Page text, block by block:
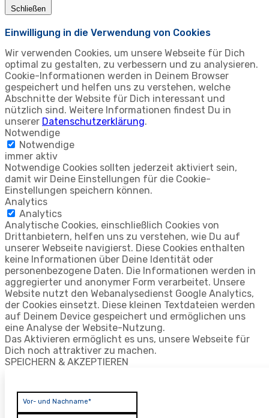
Schließen
Einwilligung in die Verwendung von Cookies
Wir verwenden Cookies, um unsere Webseite für Dich
optimal zu gestalten, zu verbessern und zu analysieren.
Cookie-Informationen werden in Deinem Browser
gespeichert und helfen uns zu verstehen, welche
Abschnitte der Website für Dich interessant und
nützlich sind. Weitere Informationen findest Du in
unserer Datenschutzerklärung.
Notwendige
Notwendige
immer aktiv
Notwendige Cookies sollten jederzeit aktiviert sein,
damit wir Deine Einstellungen für die Cookie-
Einstellungen speichern können.
Analytics
Analytics
Analytische Cookies, einschließlich Cookies von
Drittanbietern, helfen uns zu verstehen, wie Du auf
unserer Webseite navigierst. Diese Cookies enthalten
keine Informationen über Deine Identität oder
personenbezogene Daten. Die Informationen werden in
aggregierter und anonymer Form verarbeitet. Unsere
Website nutzt den Webanalysedienst Google Analytics,
der Cookies einsetzt. Diese kleinen Textdateien werden
auf Deinem Device gespeichert und ermöglichen uns
eine Analyse der Website-Nutzung.
Das Aktivieren ermöglicht es uns, unsere Webseite für
Dich noch attraktiver zu machen.
SPEICHERN & AKZEPTIEREN
Vor- und Nachname*